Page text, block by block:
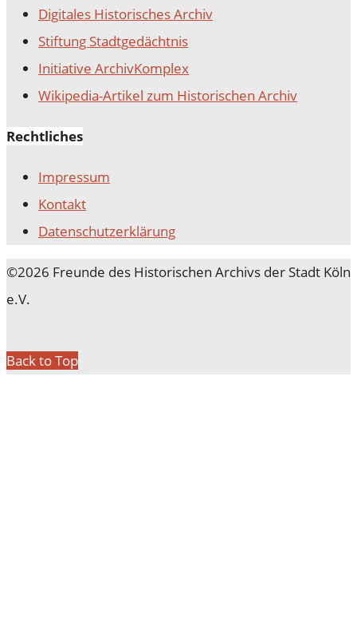
Digitales Historisches Archiv
Stiftung Stadtgedächtnis
Initiative ArchivKomplex
Wikipedia-Artikel zum Historischen Archiv
Rechtliches
Impressum
Kontakt
Datenschutz­erklärung
©2026 Freunde des Historischen Archivs der Stadt Köln
e.V.
Back to Top